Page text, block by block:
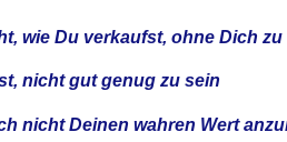
wie Du verkaufst, ohne Dich
nicht gut genug zu sein
nicht Deinen wahren Wert